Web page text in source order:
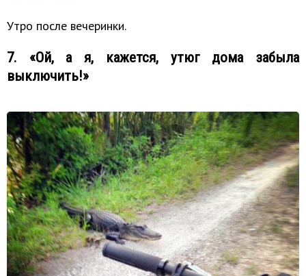
Утро после вечеринки.
7. «Ой, а я, кажется, утюг дома забыла
выключить!»